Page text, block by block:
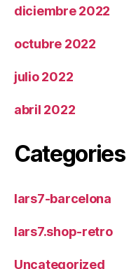
diciembre 2022
octubre 2022
julio 2022
abril 2022
Categories
lars7-barcelona
lars7.shop-retro
Uncategorized